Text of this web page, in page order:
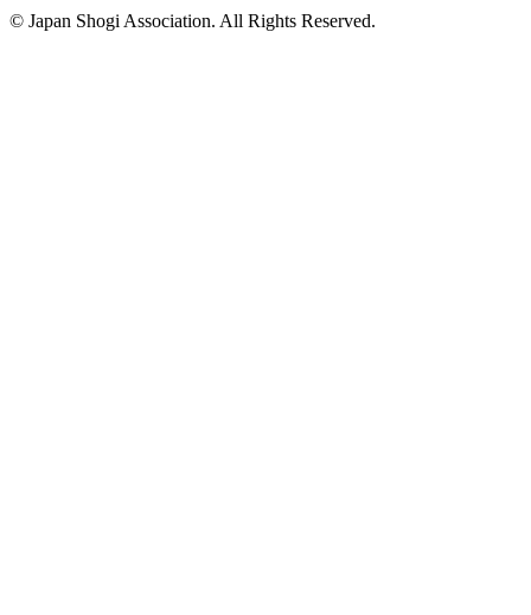
© Japan Shogi Association. All Rights Reserved.